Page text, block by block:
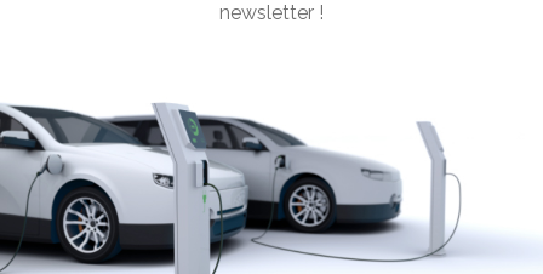
ÉLECTRIQUES DE L’AVERE À LA
ROCHELLE
Rédigé par le 07 Déc 2007 à 00:00 0 commentaires
newsletter !